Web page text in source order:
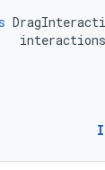
interactions